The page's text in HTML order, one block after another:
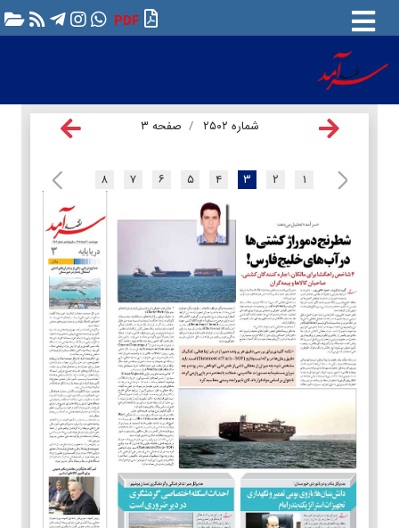
PDF
شماره ۲۵۰۲ صفحه ۳
۱ ۲ ۳ ۴ ۵ ۶ ۷ ۸